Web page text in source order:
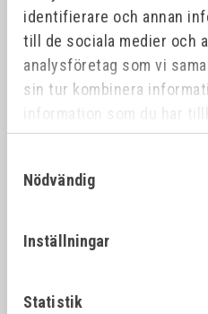
identifierare och annan
till de sociala medier och
analysföretag som vi
sin tur kombinera
information som du har
har samlat in när du har
Nödvändig
Inställningar
Statistik
SVETSKABEL